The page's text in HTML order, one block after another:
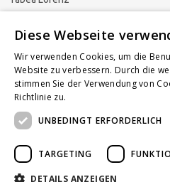
Newsletter abonnieren
Diese Webseite
Wir verwenden Cookies, um die
Website zu verbessern. Durch die
stimmen Sie der Verwendung von
Richtlinie zu.
UNBEDINGT ERFORDERLICH
TARGETING
DETAILS ANZEIGEN